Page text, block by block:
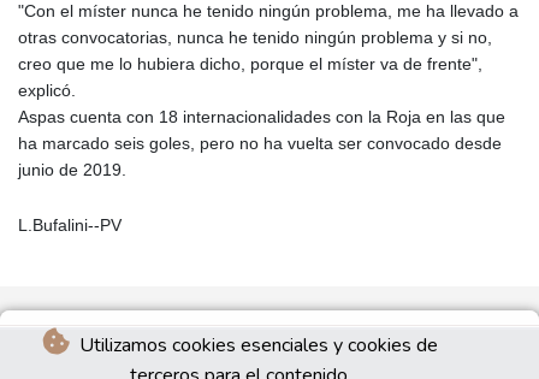
Utilizamos cookies esenciales y cookies de
"Con el míster nunca he tenido ningún problema, me ha llevado a
otras convocatorias, nunca he tenido ningún problema y si no,
creo que me lo hubiera dicho, porque el míster va de frente",
explicó.
Aspas cuenta con 18 internacionalidades con la Roja en las que
ha marcado seis goles, pero no ha vuelta ser convocado desde
junio de 2019.
L.Bufalini--PV